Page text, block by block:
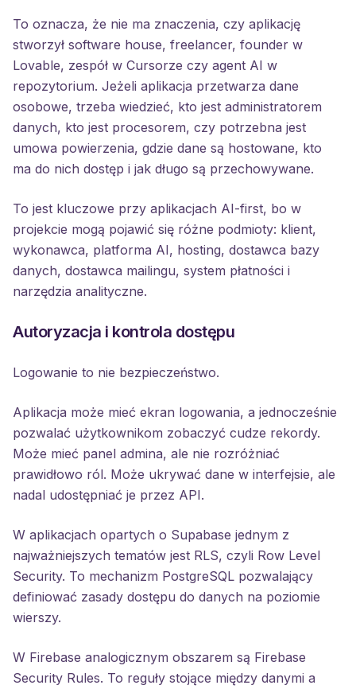
To oznacza, że nie ma znaczenia, czy aplikację
stworzył software house, freelancer, founder w
Lovable, zespół w Cursorze czy agent AI w
repozytorium. Jeżeli aplikacja przetwarza dane
osobowe, trzeba wiedzieć, kto jest administratorem
danych, kto jest procesorem, czy potrzebna jest
umowa powierzenia, gdzie dane są hostowane, kto
ma do nich dostęp i jak długo są przechowywane.
To jest kluczowe przy aplikacjach AI-first, bo w
projekcie mogą pojawić się różne podmioty: klient,
wykonawca, platforma AI, hosting, dostawca bazy
danych, dostawca mailingu, system płatności i
narzędzia analityczne.
Autoryzacja i kontrola dostępu
Logowanie to nie bezpieczeństwo.
Aplikacja może mieć ekran logowania, a jednocześnie
pozwalać użytkownikom zobaczyć cudze rekordy.
Może mieć panel admina, ale nie rozróżniać
prawidłowo ról. Może ukrywać dane w interfejsie, ale
nadal udostępniać je przez API.
W aplikacjach opartych o Supabase jednym z
najważniejszych tematów jest RLS, czyli Row Level
Security. To mechanizm PostgreSQL pozwalający
definiować zasady dostępu do danych na poziomie
wierszy.
W Firebase analogicznym obszarem są Firebase
Security Rules. To reguły stojące między danymi a